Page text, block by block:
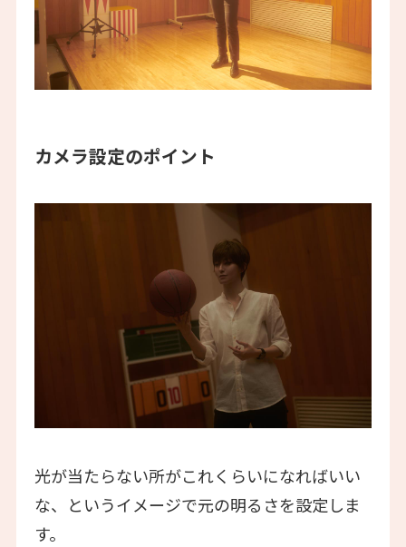
カメラ設定のポイント
光が当たらない所がこれくらいになればいい
な、というイメージで元の明るさを設定しま
す。